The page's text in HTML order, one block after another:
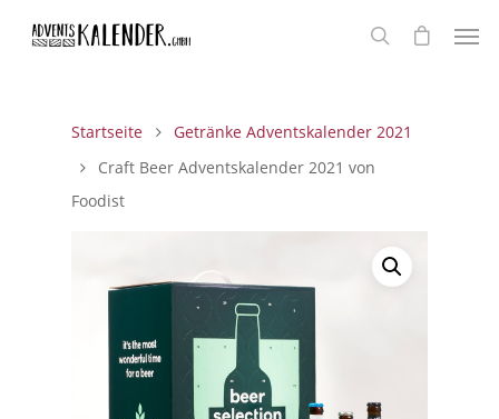
Startseite
Getränke Adventskalender 2021
Craft Beer Adventskalender 2021 von
Foodist